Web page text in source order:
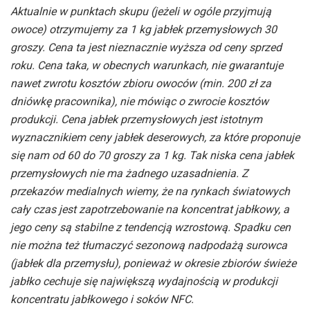
Aktualnie w punktach skupu (jeżeli w ogóle przyjmują
owoce) otrzymujemy za 1 kg jabłek przemysłowych 30
groszy. Cena ta jest nieznacznie wyższa od ceny sprzed
roku. Cena taka, w obecnych warunkach, nie gwarantuje
nawet zwrotu kosztów zbioru owoców (min. 200 zł za
dniówkę pracownika), nie mówiąc o zwrocie kosztów
produkcji. Cena jabłek przemysłowych jest istotnym
wyznacznikiem ceny jabłek deserowych, za które proponuje
się nam od 60 do 70 groszy za 1 kg. Tak niska cena jabłek
przemysłowych nie ma żadnego uzasadnienia. Z
przekazów medialnych wiemy, że na rynkach światowych
cały czas jest zapotrzebowanie na koncentrat jabłkowy, a
jego ceny są stabilne z tendencją wzrostową. Spadku cen
nie można też tłumaczyć sezonową nadpodażą surowca
(jabłek dla przemysłu), ponieważ w okresie zbiorów świeże
jabłko cechuje się największą wydajnością w produkcji
koncentratu jabłkowego i soków NFC.